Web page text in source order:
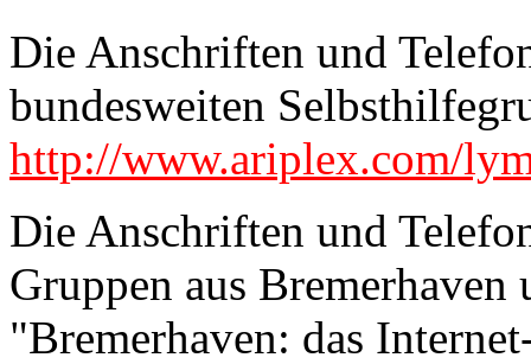
Die Anschriften und
bundesweiten
http://www.ariplex.com/
Die Anschriften und
Gruppen aus
"Bremerhaven: das